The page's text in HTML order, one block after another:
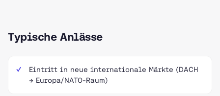
Typische Anlässe
Eintritt in neue internationale Märkte (DACH
→ Europa/NATO-Raum)